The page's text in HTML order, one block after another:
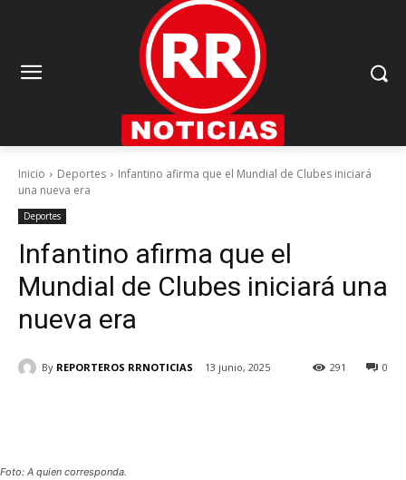
Inicio Deportes
Infantino afirma que el Mundial de Clubes iniciará
una nueva era
Deportes
Infantino afirma que el
Mundial de Clubes iniciará una
nueva era
By REPORTEROS RRNOTICIAS 13 junio, 2025 0
291
Foto: A quien corresponda.